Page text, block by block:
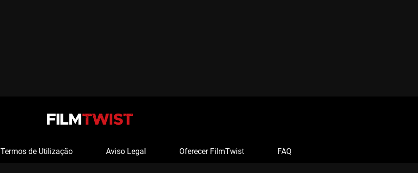
Termos de Utilização Aviso Legal Oferecer FilmTwist FAQ